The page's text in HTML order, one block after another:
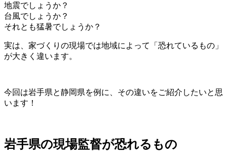
地震でしょうか？
台風でしょうか？
それとも猛暑でしょうか？
実は、家づくりの現場では地域によって「恐れているもの」
が大きく違います。
今回は岩手県と静岡県を例に、その違いをご紹介したいと思
います！
岩手県の現場監督が恐れるもの